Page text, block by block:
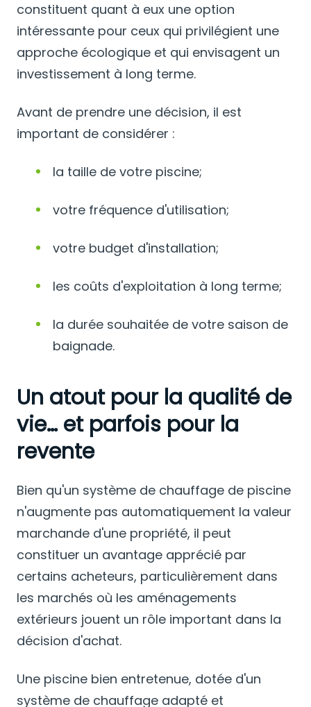
constituent quant à eux une option
intéressante pour ceux qui privilégient une
approche écologique et qui envisagent un
investissement à long terme.
Avant de prendre une décision, il est
important de considérer :
la taille de votre piscine;
votre fréquence d'utilisation;
votre budget d'installation;
les coûts d'exploitation à long terme;
la durée souhaitée de votre saison de
baignade.
Un atout pour la qualité de
vie… et parfois pour la
revente
Bien qu'un système de chauffage de piscine
n'augmente pas automatiquement la valeur
marchande d'une propriété, il peut
constituer un avantage apprécié par
certains acheteurs, particulièrement dans
les marchés où les aménagements
extérieurs jouent un rôle important dans la
décision d'achat.
Une piscine bien entretenue, dotée d'un
système de chauffage adapté et